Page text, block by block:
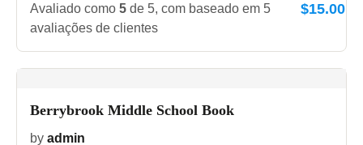
Avaliado como 5 de 5, com baseado em 5
avaliações de clientes
$15.00
Berrybrook Middle School Book
by admin